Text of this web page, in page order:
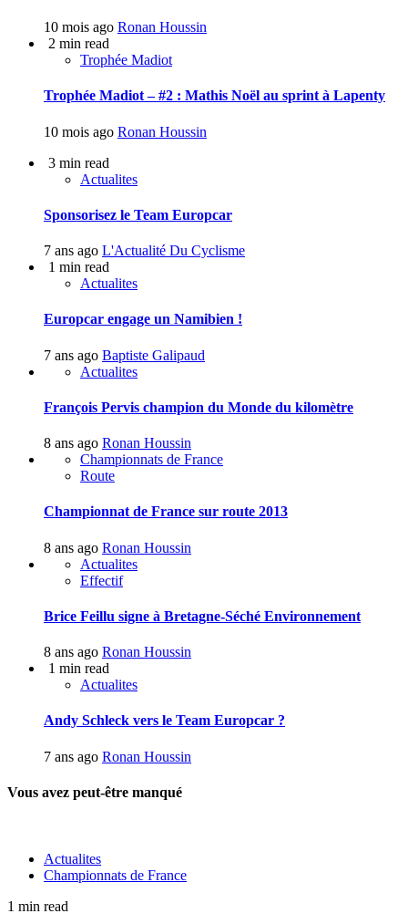
10 mois ago Ronan Houssin
2 min read
Trophée Madiot
Trophée Madiot – #2 : Mathis Noël au sprint à Lapenty
10 mois ago Ronan Houssin
3 min read
Actualites
Sponsorisez le Team Europcar
7 ans ago L'Actualité Du Cyclisme
1 min read
Actualites
Europcar engage un Namibien !
7 ans ago Baptiste Galipaud
Actualites
François Pervis champion du Monde du kilomètre
8 ans ago Ronan Houssin
Championnats de France
Route
Championnat de France sur route 2013
8 ans ago Ronan Houssin
Actualites
Effectif
Brice Feillu signe à Bretagne-Séché Environnement
8 ans ago Ronan Houssin
1 min read
Actualites
Andy Schleck vers le Team Europcar ?
7 ans ago Ronan Houssin
Vous avez peut-être manqué
Actualites
Championnats de France
1 min read